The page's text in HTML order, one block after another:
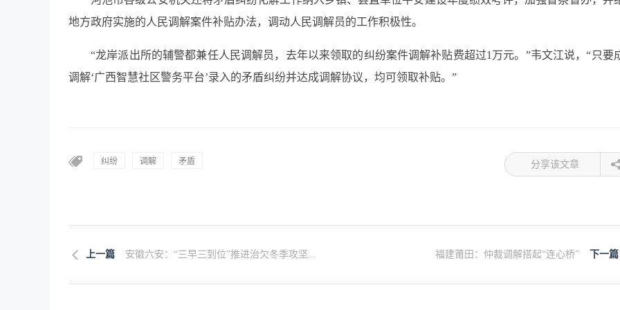
地方政府实施的人民调解案件补贴办法，调动人民调解员的工作积极性。
“龙岸派出所的辅警都兼任人民调解员，去年以来领取的纠纷案件调解补贴费超过1万元。”韦文江说，“只要
调解‘广西智慧社区警务平台’录入的矛盾纠纷并达成调解协议，均可领取补贴。”
纠纷 调解 矛盾 分享该文章
上一篇 安徽六安：“三早三到位”推进治欠冬季攻坚... 下一篇
福建莆田：仲裁调解搭起“连心桥”